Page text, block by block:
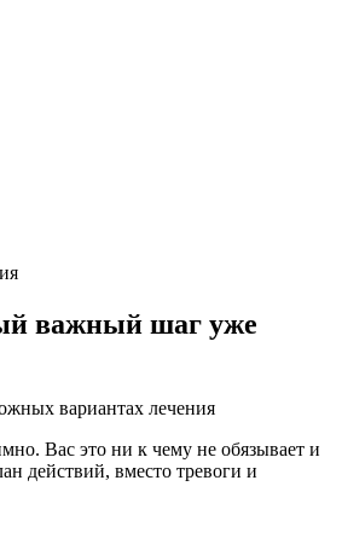
важный шаг уже
вариантах лечения
Вас это ни к чему не обязывает и
действий, вместо тревоги и